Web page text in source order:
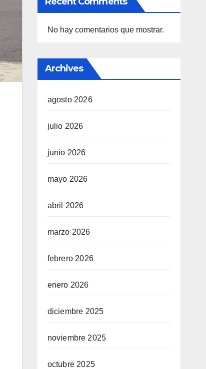
No hay comentarios que mostrar.
Archives
agosto 2026
julio 2026
junio 2026
mayo 2026
abril 2026
marzo 2026
febrero 2026
enero 2026
diciembre 2025
noviembre 2025
octubre 2025